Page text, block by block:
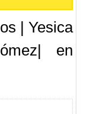
| Yesica
en